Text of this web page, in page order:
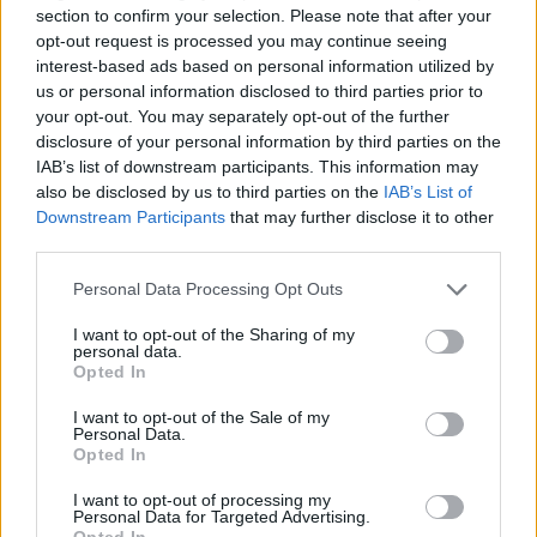
section to confirm your selection. Please note that after your
opt-out request is processed you may continue seeing
interest-based ads based on personal information utilized by
us or personal information disclosed to third parties prior to
your opt-out. You may separately opt-out of the further
disclosure of your personal information by third parties on the
IAB’s list of downstream participants. This information may
also be disclosed by us to third parties on the IAB’s List of
Downstream Participants that may further disclose it to other
Please note that this website/app uses one or more Google
not limited to your visit or usage behaviour. You may click to
grant or deny consent to Google and its third-party tags to
use your data for below specified purposes in below Google
consent section.
Personal Data Processing Opt Outs
I want to opt-out of the Sharing of my
personal data.
Opted In
I want to opt-out of the Sale of my
Personal Data.
Opted In
I want to opt-out of processing my
Personal Data for Targeted Advertising.
Checklist stampabile per affrontare i
saldi
Questachecklistsintetizza i passaggi chiave. Si
può stampare e barrare durante lo shopping per
mantenere il focus su priorità, budget e qualità:
Budget totaleeper categoria
(capispalla %,
Prezzo pieno
annotato per gli articoli target e
calcolo dello sconto reale.
Materiali composizione minima accettabile (es.
lana ≥ 70%, cotone denso, pelle pieno fiore).
Controllo qualità
assenza di difetti visibili.
Fitprova in movimento; misure personali